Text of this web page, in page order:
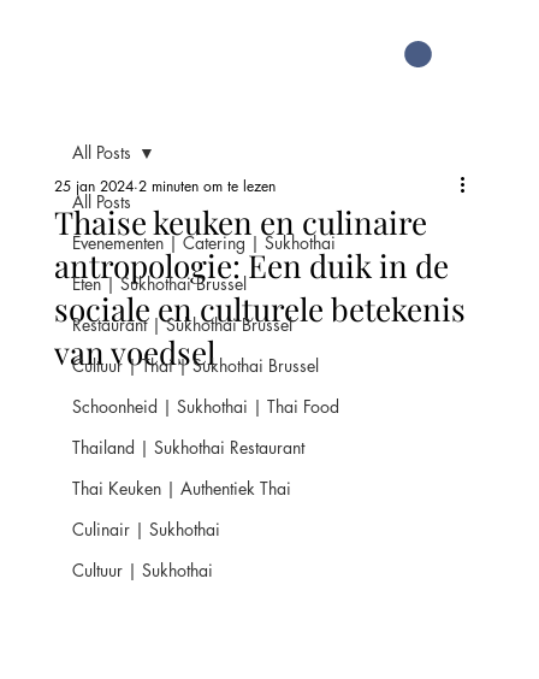
All Posts
Evenementen | Catering | Sukhothai
Eten | Sukhothai Brussel
Restaurant | Sukhothai Brussel
Cultuur | Thai | Sukhothai Brussel
Schoonheid | Sukhothai | Thai Food
Thailand | Sukhothai Restaurant
Thai Keuken | Authentiek Thai
Culinair | Sukhothai
Cultuur | Sukhothai
All Posts
Thaise keuken en culinaire
antropologie: Een duik in de
sociale en culturele betekenis
van voedsel
25 jan 2024 2 minuten om te lezen